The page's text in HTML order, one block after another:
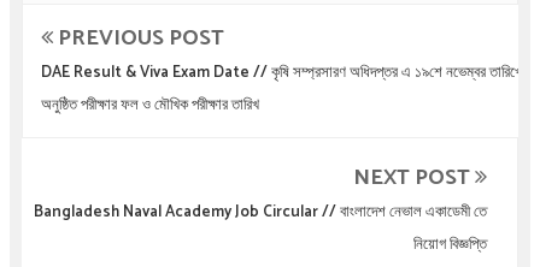
PREVIOUS POST
DAE Result & Viva Exam Date // কৃষি সম্প্রসারণ অধিদপ্তর এ ১৯শে নভেম্বর তারিখে
অনুষ্ঠিত পরীক্ষার ফল ও মৌখিক পরীক্ষার তারিখ
NEXT POST
Bangladesh Naval Academy Job Circular // বাংলাদেশ নেভাল একাডেমী তে
নিয়োগ বিজ্ঞপ্তি